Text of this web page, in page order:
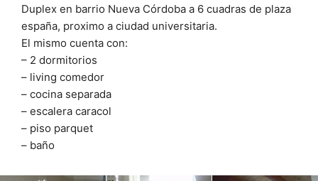
Duplex en barrio Nueva Córdoba a 6 cuadras de plaza
españa, proximo a ciudad universitaria.
El mismo cuenta con:
– 2 dormitorios
– living comedor
– cocina separada
– escalera caracol
– piso parquet
– baño